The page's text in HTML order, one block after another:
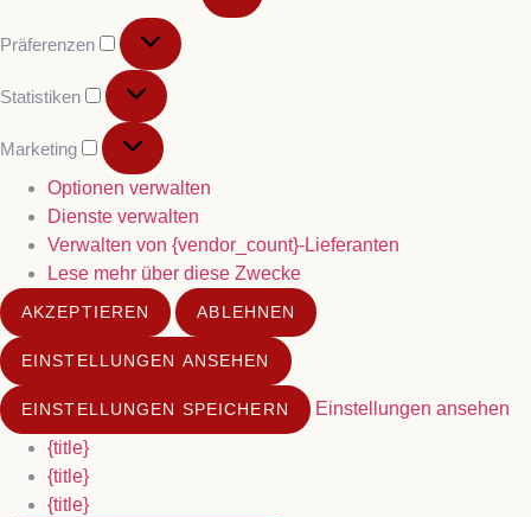
Präferenzen
Statistiken
Marketing
Optionen verwalten
Dienste verwalten
Verwalten von {vendor_count}-Lieferanten
Lese mehr über diese Zwecke
AKZEPTIEREN ABLEHNEN
EINSTELLUNGEN ANSEHEN
EINSTELLUNGEN SPEICHERN
Einstellungen ansehen
{title}
{title}
{title}